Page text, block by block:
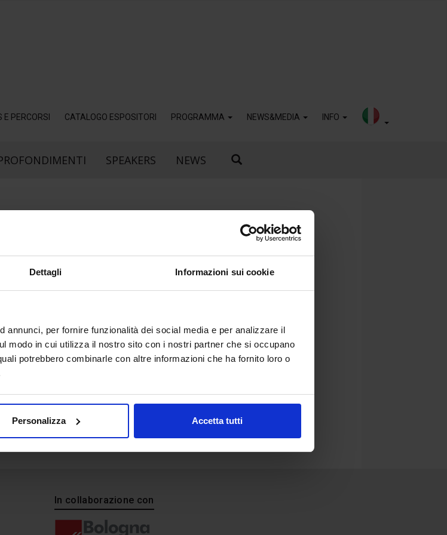
Dettagli Informazioni sui cookie
annunci, per fornire funzionalità dei social media e per analizzare il
modo in cui utilizza il nostro sito con i nostri partner che si occupano
potrebbero combinarle con altre informazioni che ha fornito loro o
Personalizza Accetta tutti
E PERCORSI CATALOGO ESPOSITORI PROGRAMMA NEWS&MEDIA INFO
SPEAKERS NEWS
In collaborazione con